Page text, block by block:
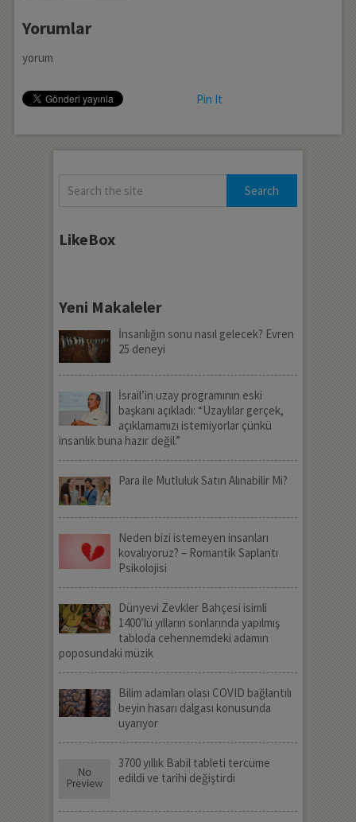
Yorumlar
yorum
Pin It
LikeBox
Yeni Makaleler
İnsanlığın sonu nasıl gelecek? Evren
25 deneyi
İsrail’in uzay programının eski
başkanı açıkladı: “Uzaylılar gerçek,
açıklamamızı istemiyorlar çünkü
insanlık buna hazır değil.”
Para ile Mutluluk Satın Alınabilir Mi?
Neden bizi istemeyen insanları
kovalıyoruz? – Romantik Saplantı
Psikolojisi
Dünyevi Zevkler Bahçesi isimli
1400’lü yılların sonlarında yapılmış
tabloda cehennemdeki adamın
poposundaki müzik
Bilim adamları olası COVID bağlantılı
beyin hasarı dalgası konusunda
uyarıyor
3700 yıllık Babil tableti tercüme
edildi ve tarihi değiştirdi